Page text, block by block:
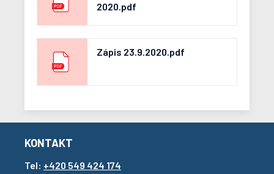
2020.pdf
Zápis 23.9.2020.pdf
KONTAKT
Tel: +420 549 424 174